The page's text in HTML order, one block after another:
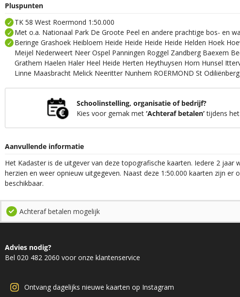
Pluspunten
TK 58 West Roermond 1:50.000
Met o.a. Nationaal Park De Groote Peel en andere prachtige bos- en
Beringe Grashoek Heibloem Heide Heide Heide Heide Helden Hoek
Meijel Nederweert Neer Ospel Panningen Roggel Zandberg Baexem
Grathem Haelen Haler Heel Heide Herten Heythuysen Horn Hunsel
Linne Maasbracht Melick Neeritter Nunhem ROERMOND St
Schoolinstelling, organisatie of bedrijf?
Kies voor gemak met ‘Achteraf betalen’tijdens het
Aanvullende informatie
Het Kadaster is de uitgever van deze topografische kaarten. Iedere 2 jaar
herzien en weer opnieuw uitgegeven. Naast deze 1:50.000 kaarten zijn er
beschikbaar.
Achteraf betalen mogelijk
Advies nodig?
Bel 020 482 2060 voor onze klantenservice
Ontvang dagelijks nieuwe kaarten op Instagram